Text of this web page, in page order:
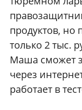
продуктов, но
только 2 тыс.
Маша сможет
через
работает в